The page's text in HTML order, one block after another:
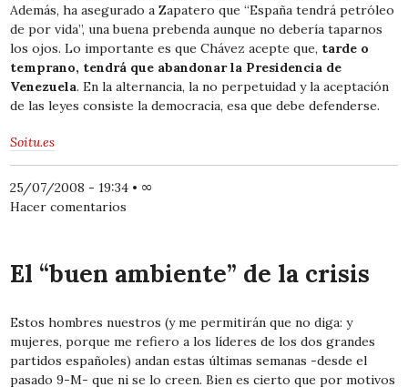
Además, ha asegurado a Zapatero que“España tendrá petróleo
de por vida”, una buena prebenda aunque no debería taparnos
los ojos. Lo importante es que Chávez acepte que, tarde o
temprano, tendrá que abandonar la Presidencia de
Venezuela. En la alternancia, la no perpetuidad y la aceptación
de las leyes consiste la democracia, esa que debe defenderse.
Soitu.es
25/07/2008 - 19:34 • ∞
Hacer comentarios
El “buen ambiente” de la crisis
Estos hombres nuestros (y me permitirán que no diga: y
mujeres, porque me refiero a los líderes de los dos grandes
partidos españoles) andan estas últimas semanas -desde el
pasado 9-M- que ni se lo creen. Bien es cierto que por motivos